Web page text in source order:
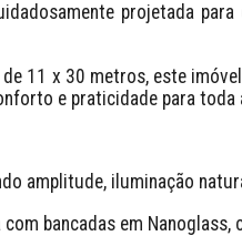
projetada
11 x 30 metros, este
e praticidade para toda
amplitude, iluminação
bancadas em